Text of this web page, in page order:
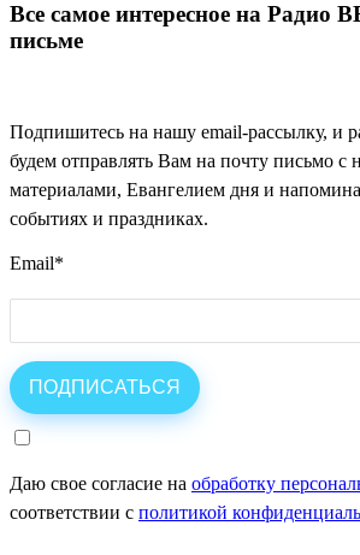
Все самое интересное на Радио
письме
Подпишитесь на нашу email-рассылку, и
будем отправлять Вам на почту письмо с
материалами, Евангелием дня и
событиях и праздниках.
Email*
Даю свое согласие на обработку
соответствии с политикой